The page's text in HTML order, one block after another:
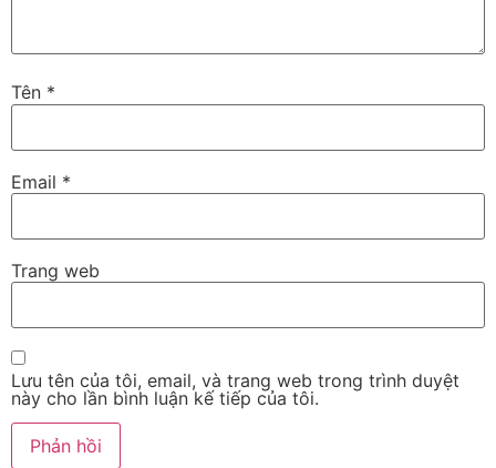
Tên *
Email *
Trang web
Lưu tên của tôi, email, và trang web trong trình duyệt
này cho lần bình luận kế tiếp của tôi.